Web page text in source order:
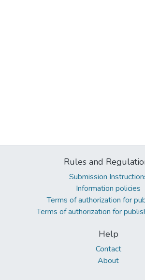
Rules and
Submission
Information policies
Terms of authorization for
Terms of authorization for
Help
Contact
About